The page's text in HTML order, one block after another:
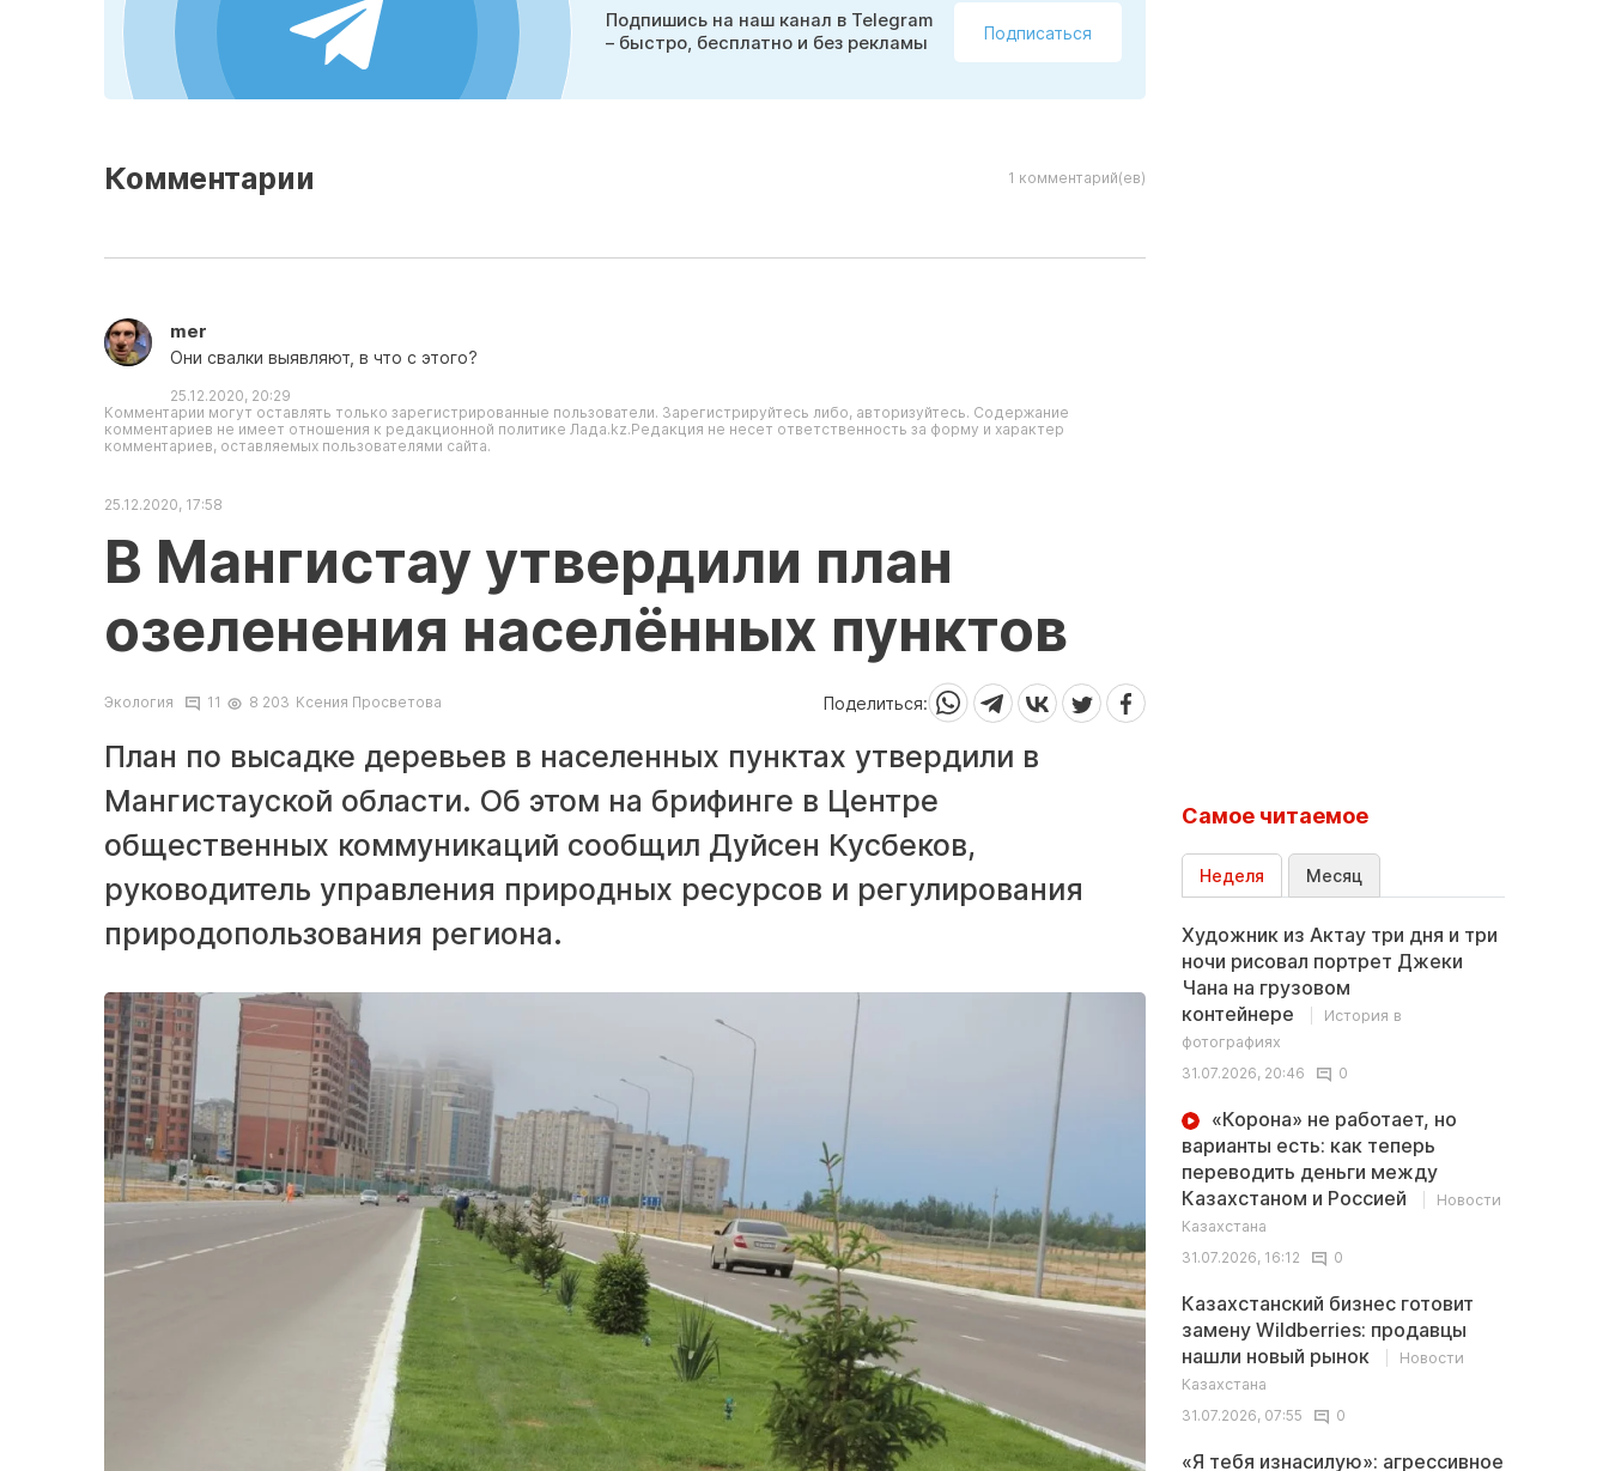
Подпишись на наш канал в Telegram
– быстро, бесплатно и без рекламы
Подписаться
Комментарии 1 комментарий(ев)
mer
Они свалки выявляют, в что с этого?
25.12.2020, 20:29
Комментарии могут оставлять только зарегистрированные пользователи. Зарегистрируйтесь либо, авторизуйтесь. Содержание
комментариев не имеет отношения к редакционной политике Лада.kz.Редакция не несет ответственность за форму и характер
комментариев, оставляемых пользователями сайта.
25.12.2020, 17:58
В Мангистау утвердили план
озеленения населённых пунктов
Экология 11 8 203 Ксения Просветова Поделиться:
План по высадке деревьев в населенных пунктах утвердили в
Мангистауской области. Об этом на брифинге в Центре
общественных коммуникаций сообщил Дуйсен Кусбеков,
руководитель управления природных ресурсов и регулирования
природопользования региона.
Самое читаемое
Неделя Месяц
Художник из Актау три дня и три
ночи рисовал портрет Джеки
Чана на грузовом
контейнере
История в
фотографиях
31.07.2026, 20:46
0
«Корона» не работает, но
варианты есть: как теперь
переводить деньги между
Казахстаном и Россией
Новости
Казахстана
31.07.2026, 16:12
0
Казахстанский бизнес готовит
замену Wildberries: продавцы
нашли новый рынок
Новости
Казахстана
31.07.2026, 07:55
0
«Я тебя изнасилую»: агрессивное